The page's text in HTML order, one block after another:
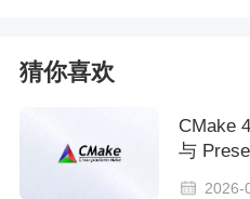
猜你喜欢
CMake
与
2026-